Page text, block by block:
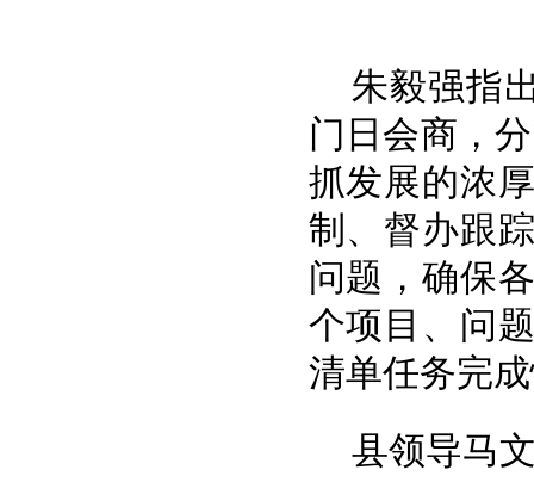
朱毅强指
门日会商，
抓发展的浓
制、督办跟
问题，确保
个项目、问
清单任务完
县领导马